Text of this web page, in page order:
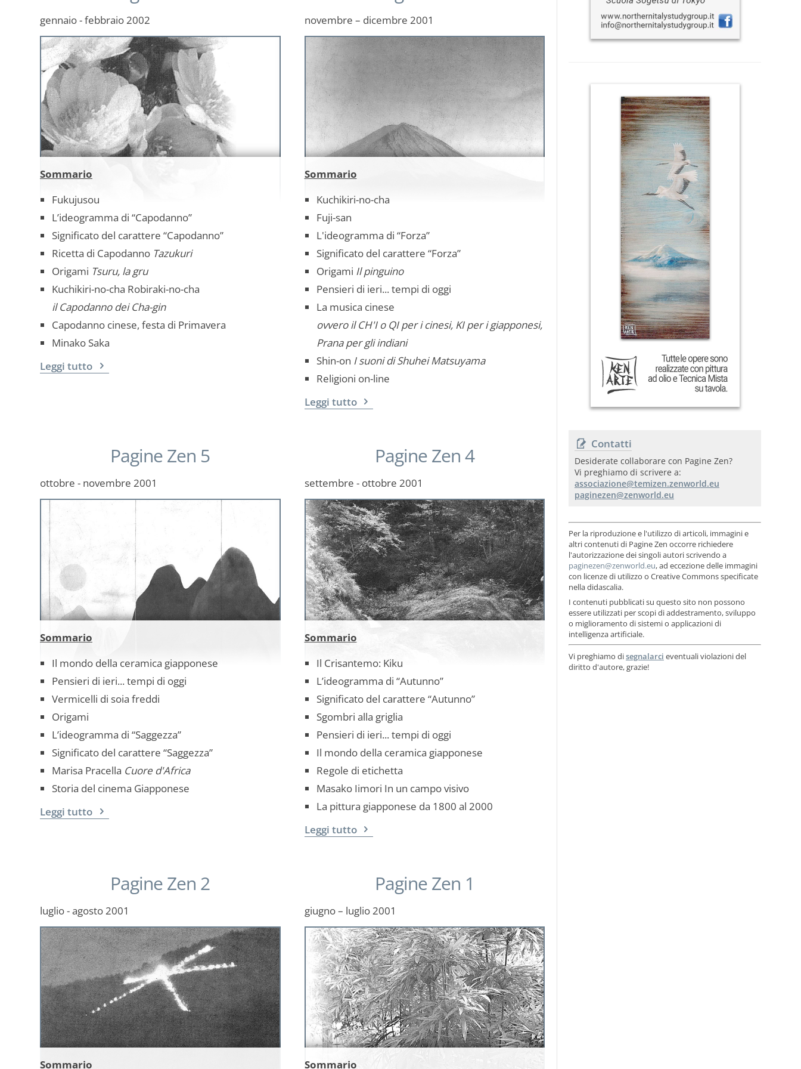
gennaio - febbraio 2002
Sommario
Fukujusou
L’ideogramma di “Capodanno”
Significato del carattere “Capodanno”
Ricetta di Capodanno Tazukuri
Origami Tsuru, la gru
Kuchikiri-no-cha Robiraki-no-cha
il Capodanno dei Cha-gin
Capodanno cinese, festa di Primavera
Minako Saka
Leggi tutto
novembre – dicembre 2001
Sommario
Kuchikiri-no-cha
Fuji-san
L'ideogramma di “Forza”
Significato del carattere “Forza”
Origami Il pinguino
Pensieri di ieri... tempi di oggi
La musica cinese
ovvero il CH'I o QI per i cinesi, KI per i giapponesi,
Prana per gli indiani
Shin-on I suoni di Shuhei Matsuyama
Religioni on-line
Leggi tutto
Pagine Zen 5
ottobre - novembre 2001
Sommario
Il mondo della ceramica giapponese
Pensieri di ieri... tempi di oggi
Vermicelli di soia freddi
Origami
L’ideogramma di “Saggezza”
Significato del carattere “Saggezza”
Marisa Pracella Cuore d'Africa
Storia del cinema Giapponese
Leggi tutto
Pagine Zen 4
settembre - ottobre 2001
Sommario
Il Crisantemo: Kiku
L’ideogramma di “Autunno”
Significato del carattere “Autunno”
Sgombri alla griglia
Pensieri di ieri... tempi di oggi
Il mondo della ceramica giapponese
Regole di etichetta
Masako Iimori In un campo visivo
La pittura giapponese da 1800 al 2000
Leggi tutto
Pagine Zen 2
luglio - agosto 2001
Sommario
Pagine Zen 1
giugno – luglio 2001
Sommario
Contatti
Desiderate collaborare con Pagine Zen?
Vi preghiamo di scrivere a:
Per la riproduzione e l'utilizzo di articoli, immagini e
altri contenuti di Pagine Zen occorre richiedere
l'autorizzazione dei singoli autori scrivendo a
, ad eccezione delle immagini
con licenze di utilizzo o Creative Commons specificate
nella didascalia.
I contenuti pubblicati su questo sito non possono
essere utilizzati per scopi di addestramento, sviluppo
o miglioramento di sistemi o applicazioni di
intelligenza artificiale.
Vi preghiamo disegnalarci eventuali violazioni del
diritto d'autore, grazie!